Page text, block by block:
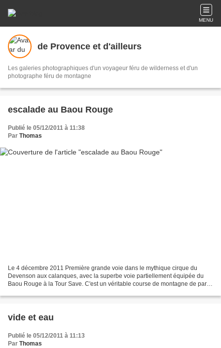
MENU
de Provence et d'ailleurs
Les galeries photographiques d'un voyageur féru de wilderness et d'un
photographe féru de montagne
escalade au Baou Rouge
Publié le 05/12/2011 à 11:38
Par Thomas
Le 4 décembre 2011 Première grande voie dans le mythique cirque du
Devenson aux calanques, avec la superbe voie partiellement équipée du
Baou Rouge à la Tour Save. C'est un véritable course de montagne de par
vide et eau
Publié le 05/12/2011 à 11:13
Par Thomas